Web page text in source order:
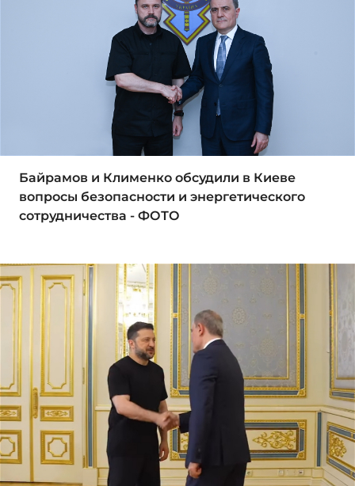
Байрамов и Клименко обсудили в Киеве
вопросы безопасности и энергетического
сотрудничества - ФОТО